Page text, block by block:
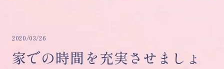
2020/03/26
家での時間を充実させましょ